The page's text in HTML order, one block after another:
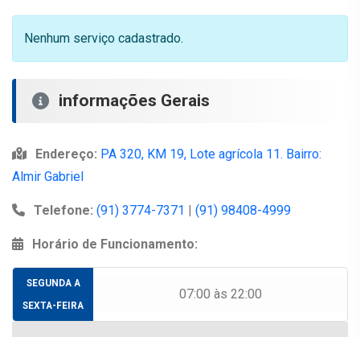
Nenhum serviço cadastrado.
informações Gerais
Endereço: PA 320, KM 19, Lote agrícola 11. Bairro:
Almir Gabriel
Telefone: (91) 3774-7371 | (91) 98408-4999
Horário de Funcionamento:
SEGUNDA A
SEXTA-FEIRA
07:00 às 22:00